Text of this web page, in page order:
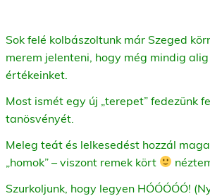
Sok felé kolbászoltunk már Szeged
merem jelenteni, hogy még mindig
értékeinket.
Most ismét egy új „terepet” fedezünk
tanösvényét.
Meleg teát és lelkesedést hozzál
„homok” – viszont remek kört
Szurkoljunk, hogy legyen HÓÓÓÓÓ!